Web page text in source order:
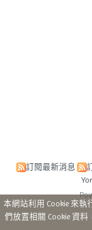
訂閱最新消息
本網站利用 Cookie 來
們放置相關 Cookie 資